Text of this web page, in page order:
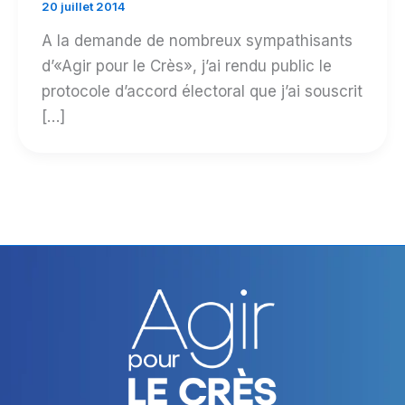
20 juillet 2014
A la demande de nombreux sympathisants
d’«Agir pour le Crès», j’ai rendu public le
protocole d’accord électoral que j’ai souscrit
[…]